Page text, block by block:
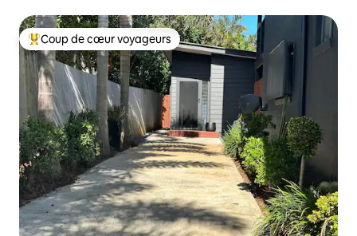
Coups de cœur voyageurs les plus appréciés
Coup de cœur voyageurs